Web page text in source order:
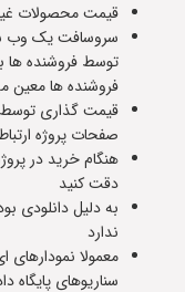
قیمت محصولات
سروسافت یک وب
توسط فروشنده ها
فروشنده ها معین
قیمت گذاری
صفحات پروژه
هنگام خرید در
دقت کنید
به دلیل دانلودی
ندارد